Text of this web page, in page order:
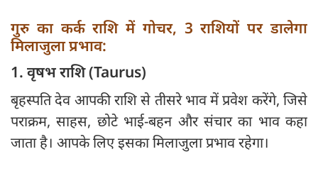
गुरु का कर्क राशि में गोचर, 3 राशियों पर डालेगा
मिलाजुला प्रभाव:
1. वृषभ राशि (Taurus)
बृहस्पति देव आपकी राशि से तीसरे भाव में प्रवेश करेंगे, जिसे
पराक्रम, साहस, छोटे भाई-बहन और संचार का भाव कहा
जाता है। आपके लिए इसका मिलाजुला प्रभाव रहेगा।